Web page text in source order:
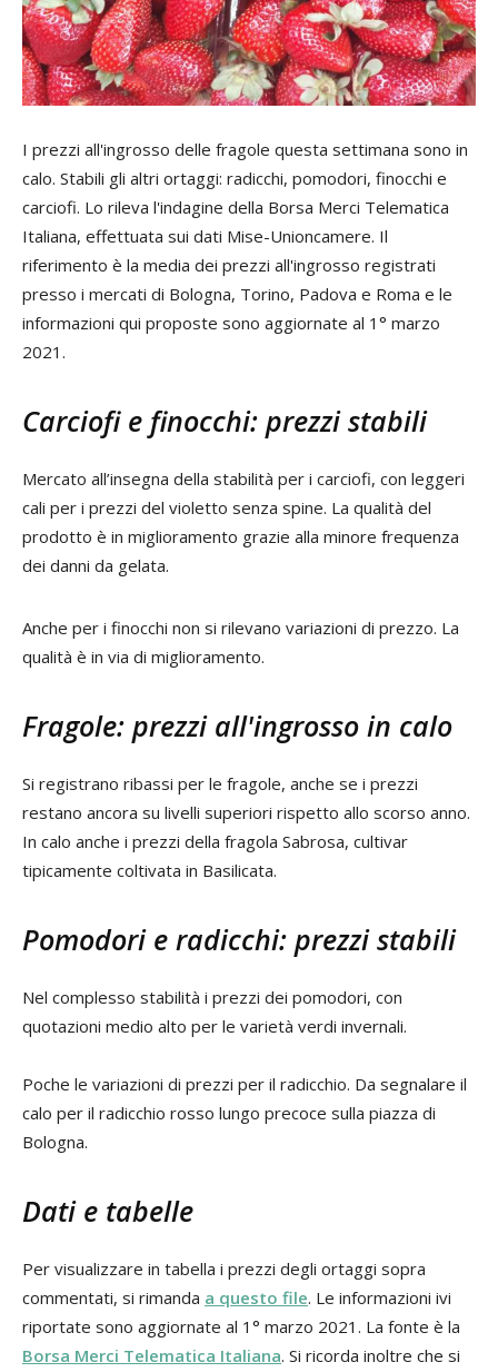
I prezzi all'ingrosso delle fragole questa settimana sono in
calo. Stabili gli altri ortaggi: radicchi, pomodori, finocchi e
carciofi. Lo rileva l'indagine della Borsa Merci Telematica
Italiana, effettuata sui dati Mise-Unioncamere. Il
riferimento è la media dei prezzi all'ingrosso registrati
presso i mercati di Bologna, Torino, Padova e Roma e le
informazioni qui proposte sono aggiornate al 1° marzo
2021.
Carciofi e finocchi: prezzi stabili
Mercato all’insegna della stabilità per i carciofi, con leggeri
cali per i prezzi del violetto senza spine. La qualità del
prodotto è in miglioramento grazie alla minore frequenza
dei danni da gelata.
Anche per i finocchi non si rilevano variazioni di prezzo. La
qualità è in via di miglioramento.
Fragole: prezzi all'ingrosso in calo
Si registrano ribassi per le fragole, anche se i prezzi
restano ancora su livelli superiori rispetto allo scorso anno.
In calo anche i prezzi della fragola Sabrosa, cultivar
tipicamente coltivata in Basilicata.
Pomodori e radicchi: prezzi stabili
Nel complesso stabilità i prezzi dei pomodori, con
quotazioni medio alto per le varietà verdi invernali.
Poche le variazioni di prezzi per il radicchio. Da segnalare il
calo per il radicchio rosso lungo precoce sulla piazza di
Bologna.
Dati e tabelle
Per visualizzare in tabella i prezzi degli ortaggi sopra
commentati, si rimanda a questo file. Le informazioni ivi
riportate sono aggiornate al 1° marzo 2021. La fonte è la
Borsa Merci Telematica Italiana. Si ricorda inoltre che si